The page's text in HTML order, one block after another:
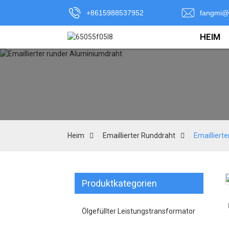
+8615988537952
HEIM
Heim Emaillierter Runddraht
Produktkategorien
Ölgefüllter Leistungstransformator
Loading...
Loading...